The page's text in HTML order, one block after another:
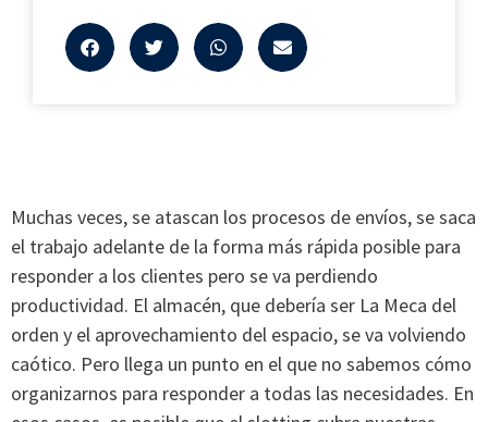
Muchas veces, se atascan los procesos de envíos, se saca
el trabajo adelante de la forma más rápida posible para
responder a los clientes pero se va perdiendo
productividad. El almacén, que debería ser La Meca del
orden y el aprovechamiento del espacio, se va volviendo
caótico. Pero llega un punto en el que no sabemos cómo
organizarnos para responder a todas las necesidades. En